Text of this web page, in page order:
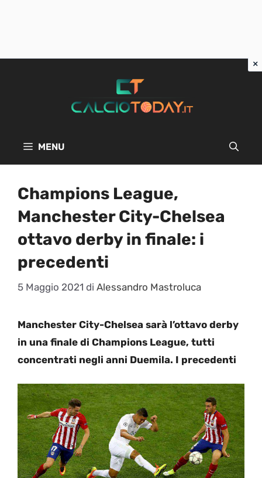
MENU
Champions League,
Manchester City-Chelsea
ottavo derby in finale: i
precedenti
5 Maggio 2021 di Alessandro Mastroluca
Manchester City-Chelsea sarà l’ottavo derby
in una finale di Champions League, tutti
concentrati negli anni Duemila. I precedenti